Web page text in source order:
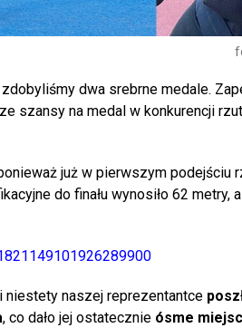
zdobyliśmy dwa srebrne medale.
szansy na medal w konkurencji
już w pierwszym podejściu
do finału wynosiło 62
niestety naszej reprezentantce
, co dało jej ostatecznie ósme